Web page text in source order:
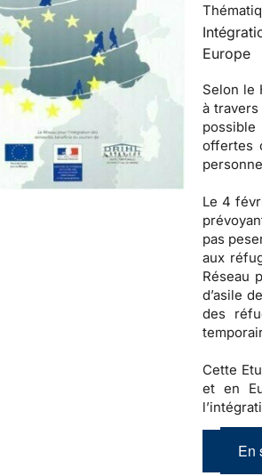
Europe
Selon le
à
offertes
Le 4
pas
aux
Réseau
d’asile
des
Cette
et en
En